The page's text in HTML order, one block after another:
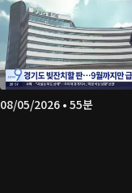
08/05/2026 • 55분